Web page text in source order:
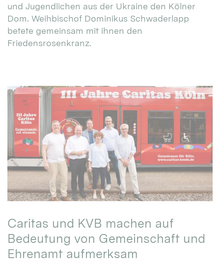
und Jugendlichen aus der Ukraine den Kölner
Dom. Weihbischof Dominikus Schwaderlapp
betete gemeinsam mit ihnen den
Friedensrosenkranz.
Caritas und KVB machen auf
Bedeutung von Gemeinschaft und
Ehrenamt aufmerksam